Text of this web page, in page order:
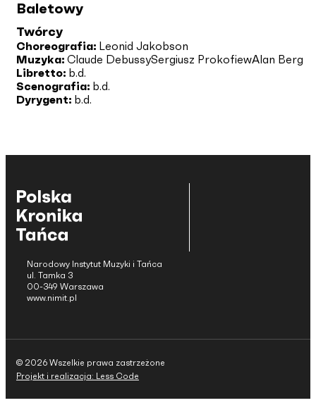
Baletowy
Twórcy
Choreografia: Leonid Jakobson
Muzyka: Claude DebussySergiusz ProkofiewAlan Berg
Libretto: b.d.
Scenografia: b.d.
Dyrygent: b.d.
Narodowy Instytut Muzyki i Tańca
ul. Tamka 3
00-349 Warszawa
www.nimit.pl
© 2026 Wszelkie prawa zastrzeżone
Projekt i realizacja: Less Code